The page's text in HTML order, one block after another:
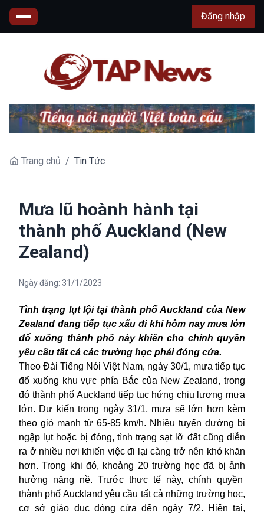
Đăng nhập
Trang chủ / Tin Tức
Mưa lũ hoành hành tại
thành phố Auckland (New
Zealand)
Ngày đăng: 31/1/2023
Tình trạng lụt lội tại thành phố Auckland của New
Zealand đang tiếp tục xấu đi khi hôm nay mưa lớn
đổ xuống thành phố này khiến cho chính quyền
yêu cầu tất cả các trường học phải đóng cửa.
Theo Đài Tiếng Nói Việt Nam, ngày 30/1, mưa tiếp tục
đổ xuống khu vực phía Bắc của New Zealand, trong
đó thành phố Auckland tiếp tục hứng chịu lượng mưa
lớn. Dự kiến trong ngày 31/1, mưa sẽ lớn hơn kèm
theo gió mạnh từ 65-85 km/h. Nhiều tuyến đường bị
ngập lụt hoặc bị đóng, tình trạng sạt lỡ đất cũng diễn
ra ở nhiều nơi khiến việc đi lại càng trở nên khó khăn
hơn. Trong khi đó, khoảng 20 trường học đã bị ảnh
hưởng nặng nề. Trước thực tế này, chính quyền
thành phố Auckland yêu cầu tất cả những trường học,
cơ sở giáo dục đóng cửa đến ngày 7/2. Hiện tại,